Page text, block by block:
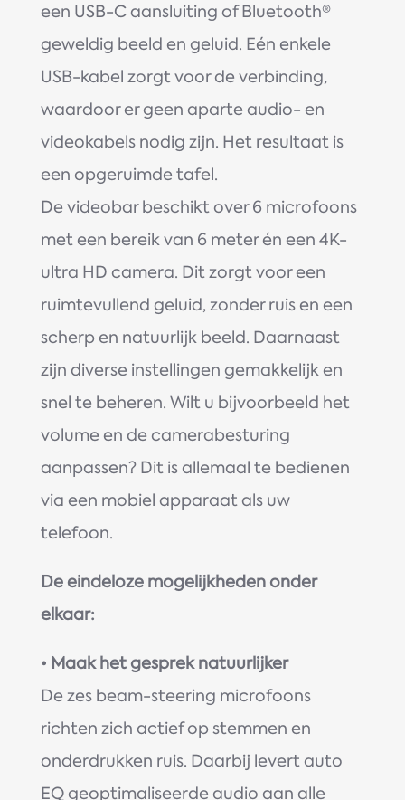
een USB-C aansluiting of Bluetooth®
geweldig beeld en geluid. Eén enkele
USB-kabel zorgt voor de verbinding,
waardoor er geen aparte audio- en
videokabels nodig zijn. Het resultaat is
een opgeruimde tafel.
De videobar beschikt over 6 microfoons
met een bereik van 6 meter én een 4K-
ultra HD camera. Dit zorgt voor een
ruimtevullend geluid, zonder ruis en een
scherp en natuurlijk beeld. Daarnaast
zijn diverse instellingen gemakkelijk en
snel te beheren. Wilt u bijvoorbeeld het
volume en de camerabesturing
aanpassen? Dit is allemaal te bedienen
via een mobiel apparaat als uw
telefoon.
De eindeloze mogelijkheden onder
elkaar:
• Maak het gesprek natuurlijker
De zes beam-steering microfoons
richten zich actief op stemmen en
onderdrukken ruis. Daarbij levert auto
EQ geoptimaliseerde audio aan alle